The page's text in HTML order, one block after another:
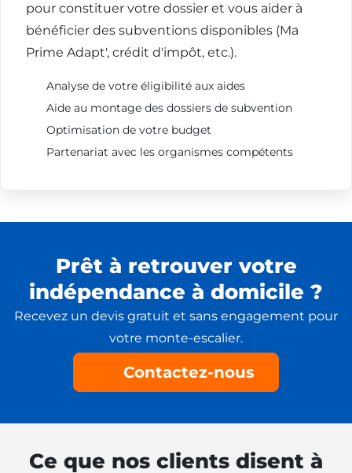
pour constituer votre dossier et vous aider à
bénéficier des subventions disponibles (Ma
Prime Adapt', crédit d'impôt, etc.).
Analyse de votre éligibilité aux aides
Aide au montage des dossiers de subvention
Optimisation de votre budget
Partenariat avec les organismes compétents
Prêt à retrouver votre
indépendance à domicile ?
Recevez un devis gratuit et sans engagement pour
votre monte-escalier.
Contactez-nous
Ce que nos clients disent à